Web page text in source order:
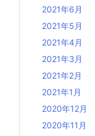
2021年6月
2021年5月
2021年4月
2021年3月
2021年2月
2021年1月
2020年12月
2020年11月